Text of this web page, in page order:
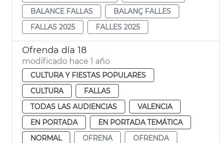
BALANCE FALLAS
BALANÇ FALLES
FALLAS 2025
FALLES 2025
Ofrenda día 18
modificado hace 1 año
CULTURA Y FIESTAS POPULARES
CULTURA
FALLAS
TODAS LAS AUDIENCIAS
VALENCIA
EN PORTADA
EN PORTADA TEMÁTICA
NORMAL
OFRENA
OFRENDA